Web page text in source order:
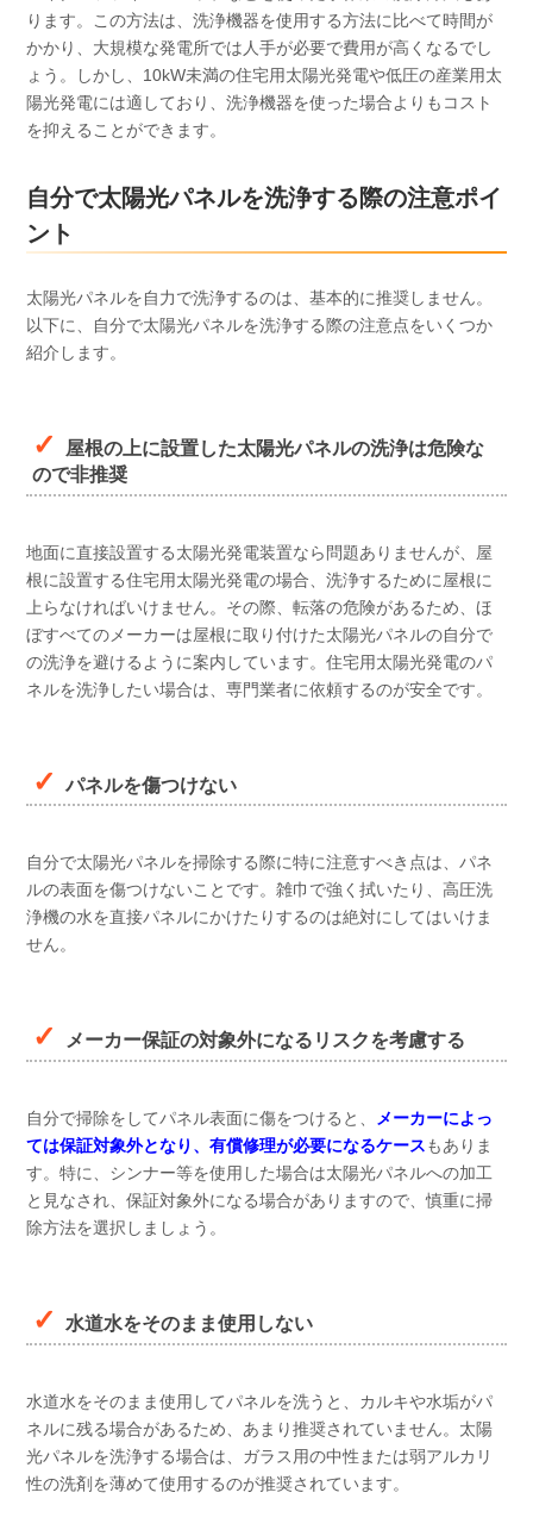
ります。この方法は、洗浄機器を使用する方法に比べて時間が
かかり、大規模な発電所では人手が必要で費用が高くなるでし
ょう。しかし、10kW未満の住宅用太陽光発電や低圧の産業用太
陽光発電には適しており、洗浄機器を使った場合よりもコスト
を抑えることができます。
自分で太陽光パネルを洗浄する際の注意ポイ
ント
太陽光パネルを自力で洗浄するのは、基本的に推奨しません。
以下に、自分で太陽光パネルを洗浄する際の注意点をいくつか
紹介します。
屋根の上に設置した太陽光パネルの洗浄は危険な
ので非推奨
地面に直接設置する太陽光発電装置なら問題ありませんが、屋
根に設置する住宅用太陽光発電の場合、洗浄するために屋根に
上らなければいけません。その際、転落の危険があるため、ほ
ぼすべてのメーカーは屋根に取り付けた太陽光パネルの自分で
の洗浄を避けるように案内しています。住宅用太陽光発電のパ
ネルを洗浄したい場合は、専門業者に依頼するのが安全です。
パネルを傷つけない
自分で太陽光パネルを掃除する際に特に注意すべき点は、パネ
ルの表面を傷つけないことです。雑巾で強く拭いたり、高圧洗
浄機の水を直接パネルにかけたりするのは絶対にしてはいけま
せん。
メーカー保証の対象外になるリスクを考慮する
自分で掃除をしてパネル表面に傷をつけると、
メーカーによっ
ては保証対象外となり、有償修理が必要になるケースもありま
す。特に、シンナー等を使用した場合は太陽光パネルへの加工
と見なされ、保証対象外になる場合がありますので、慎重に掃
除方法を選択しましょう。
水道水をそのまま使用しない
水道水をそのまま使用してパネルを洗うと、カルキや水垢がパ
ネルに残る場合があるため、あまり推奨されていません。太陽
光パネルを洗浄する場合は、ガラス用の中性または弱アルカリ
性の洗剤を薄めて使用するのが推奨されています。